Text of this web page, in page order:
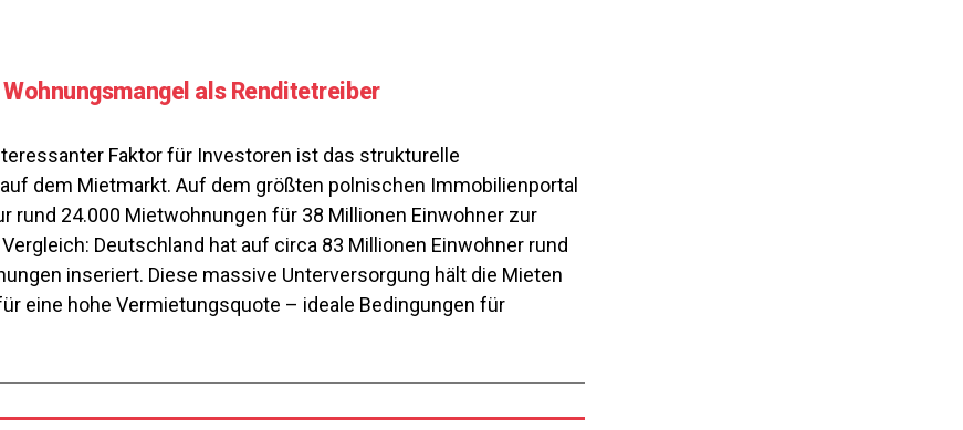
als Renditetreiber
Faktor für Investoren ist das strukturelle
dem Mietmarkt. Auf dem größten polnischen Immobilienportal
rund 24.000 Mietwohnungen für 38 Millionen Einwohner zur
Deutschland hat auf circa 83 Millionen Einwohner rund
inseriert. Diese massive Unterversorgung hält die Mieten
eine hohe Vermietungsquote – ideale Bedingungen für